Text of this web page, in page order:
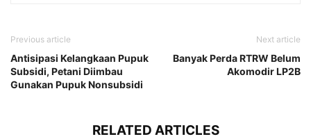
Previous article
Antisipasi Kelangkaan Pupuk
Subsidi, Petani Diimbau
Gunakan Pupuk Nonsubsidi
Next article
Banyak Perda RTRW Belum
Akomodir LP2B
RELATED ARTICLES